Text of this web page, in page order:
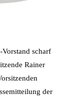
scharf
Rainer
der